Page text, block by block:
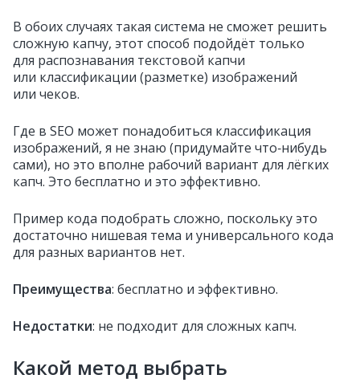
В обоих случаях такая система не сможет решить
сложную капчу, этот способ подойдёт только
для распознавания текстовой капчи
или классификации (разметке) изображений
или чеков.
Где в SEO может понадобиться классификация
изображений, я не знаю (придумайте что‑нибудь
сами), но это вполне рабочий вариант для лёгких
капч. Это бесплатно и это эффективно.
Пример кода подобрать сложно, поскольку это
достаточно нишевая тема и универсального кода
для разных вариантов нет.
Преимущества: бесплатно и эффективно.
Недостатки: не подходит для сложных капч.
Какой метод выбрать